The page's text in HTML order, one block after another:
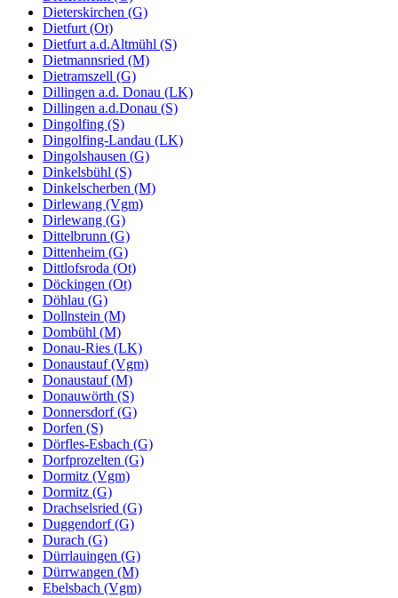
Dieterskirchen (G)
Dietfurt (Ot)
Dietfurt a.d.Altmühl (S)
Dietmannsried (M)
Dietramszell (G)
Dillingen a.d. Donau (LK)
Dillingen a.d.Donau (S)
Dingolfing (S)
Dingolfing-Landau (LK)
Dingolshausen (G)
Dinkelsbühl (S)
Dinkelscherben (M)
Dirlewang (Vgm)
Dirlewang (G)
Dittelbrunn (G)
Dittenheim (G)
Dittlofsroda (Ot)
Döckingen (Ot)
Döhlau (G)
Dollnstein (M)
Dombühl (M)
Donau-Ries (LK)
Donaustauf (Vgm)
Donaustauf (M)
Donauwörth (S)
Donnersdorf (G)
Dorfen (S)
Dörfles-Esbach (G)
Dorfprozelten (G)
Dormitz (Vgm)
Dormitz (G)
Drachselsried (G)
Duggendorf (G)
Durach (G)
Dürrlauingen (G)
Dürrwangen (M)
Ebelsbach (Vgm)